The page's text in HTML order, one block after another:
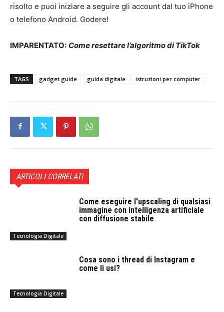
risolto e puoi iniziare a seguire gli account dal tuo iPhone
o telefono Android. Godere!
IMPARENTATO: Come resettare l’algoritmo di TikTok
TAGS gadget guide guida digitale istruzioni per computer
ARTICOLI CORRELATI
Tecnologia Digitale
Come eseguire l’upscaling di qualsiasi
immagine con intelligenza artificiale
con diffusione stabile
Tecnologia Digitale
Cosa sono i thread di Instagram e
come li usi?